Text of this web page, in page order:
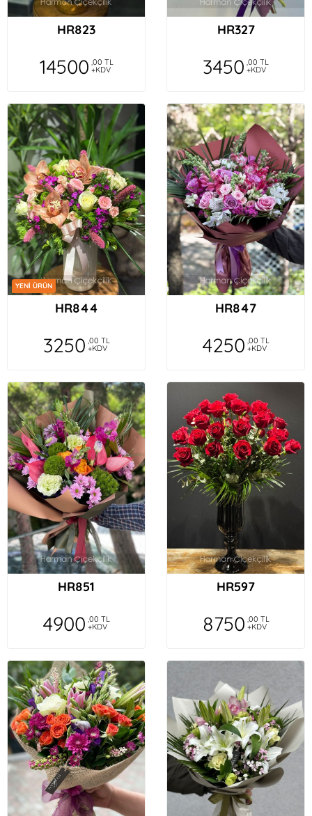
HR823
14500 ,00 TL
+KDV
HR327
3450 ,00 TL
+KDV
YENİ ÜRÜN
HR844
3250 ,00 TL
+KDV
HR847
4250 ,00 TL
+KDV
HR851
4900 ,00 TL
+KDV
HR597
8750 ,00 TL
+KDV